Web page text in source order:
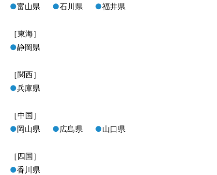
●富山県 ●石川県 ●福井県
［東海］
●静岡県
［関西］
●兵庫県
［中国］
●岡山県 ●広島県 ●山口県
［四国］
●香川県